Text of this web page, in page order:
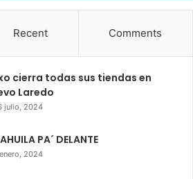
Recent Comments
cierra todas sus tiendas en
Laredo
julio, 2024
PA´ DELANTE
2024